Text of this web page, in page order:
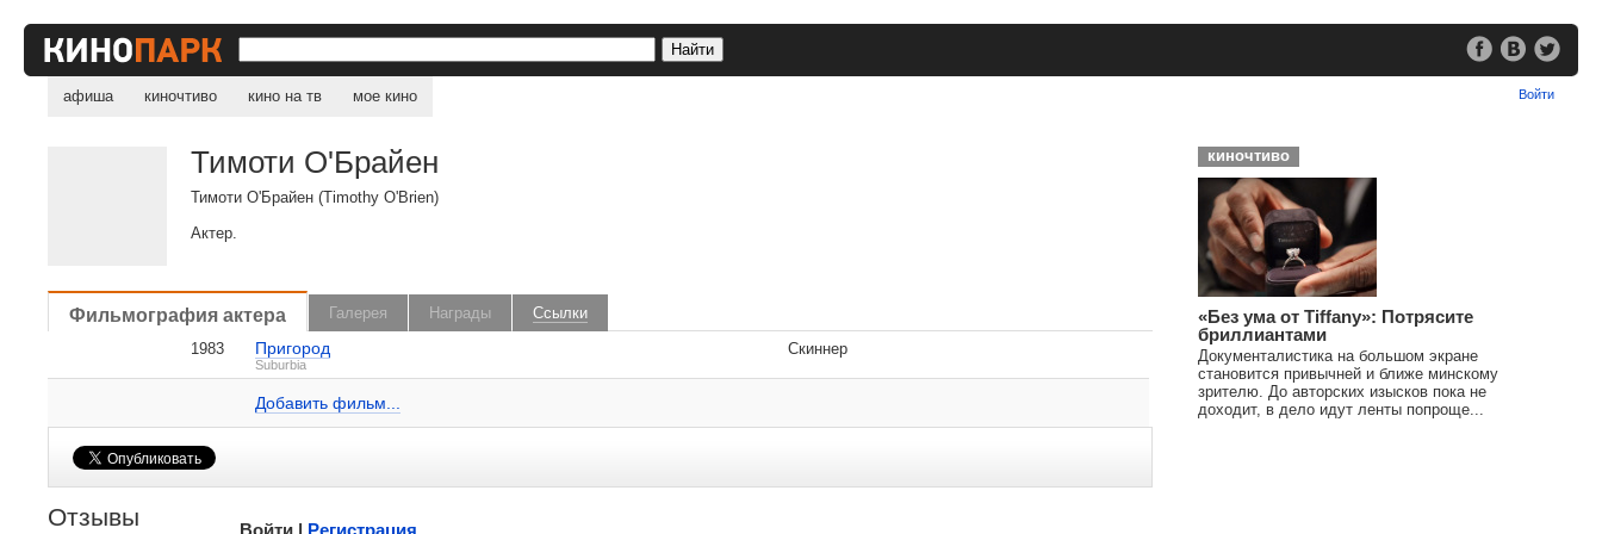
афиша киночтиво кино на тв мое кино Войти
Тимоти О'Брайен
Тимоти О'Брайен (Timothy O'Brien)
Актер.
Фильмография актера Галерея Награды
Ссылки
1983
Пригород
Suburbia
Скиннер
Добавить фильм...
Тимоти О'Брайен на IMDB.com
Отзывы Войти | Регистрация
киночтиво
«Без ума от Tiffany»: Потрясите
бриллиантами
Документалистика на большом экране
становится привычней и ближе минскому
зрителю. До авторских изысков пока не
доходит, в дело идут ленты попроще...